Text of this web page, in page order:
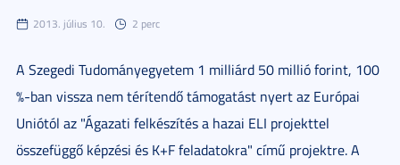
2013. július 10. 2 perc
A Szegedi Tudományegyetem 1 milliárd 50 millió forint, 100
%-ban vissza nem térítendő támogatást nyert az Európai
Uniótól az "Ágazati felkészítés a hazai ELI projekttel
összefüggő képzési és K+F feladatokra" című projektre. A